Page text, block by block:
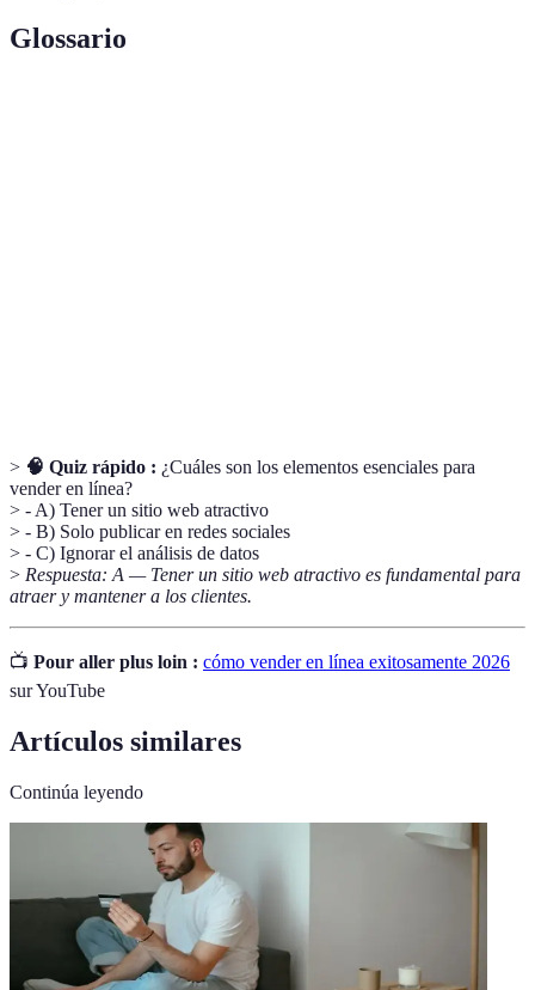
Glossario
> 🧠 Quiz rápido : ¿Cuáles son los elementos esenciales para
vender en línea?
> - A) Tener un sitio web atractivo
> - B) Solo publicar en redes sociales
> - C) Ignorar el análisis de datos
> Respuesta: A — Tener un sitio web atractivo es fundamental para
atraer y mantener a los clientes.
📺 Pour aller plus loin : cómo vender en línea exitosamente 2026
sur YouTube
Artículos similares
Continúa leyendo